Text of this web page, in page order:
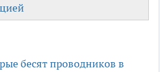
бесят проводников в